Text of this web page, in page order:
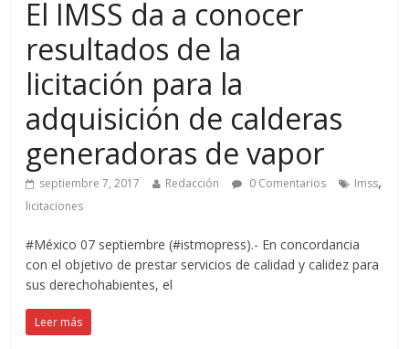
El IMSS da a conocer
resultados de la
licitación para la
adquisición de calderas
generadoras de vapor
septiembre 7, 2017 Redacción 0 Comentarios Imss,
licitaciones
#México 07 septiembre (#istmopress).- En concordancia
con el objetivo de prestar servicios de calidad y calidez para
sus derechohabientes, el
Leer más